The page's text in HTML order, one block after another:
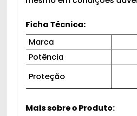
Ficha Técnica:
Marca
Potência
Proteção
Mais sobre o Produto: